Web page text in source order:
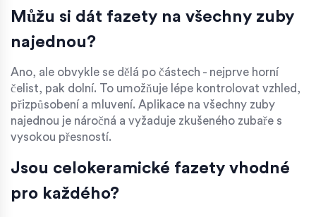
Můžu si dát fazety na všechny zuby
najednou?
Ano, ale obvykle se dělá po částech - nejprve horní
čelist, pak dolní. To umožňuje lépe kontrolovat vzhled,
přizpůsobení a mluvení. Aplikace na všechny zuby
najednou je náročná a vyžaduje zkušeného zubaře s
vysokou přesností.
Jsou celokeramické fazety vhodné
pro každého?